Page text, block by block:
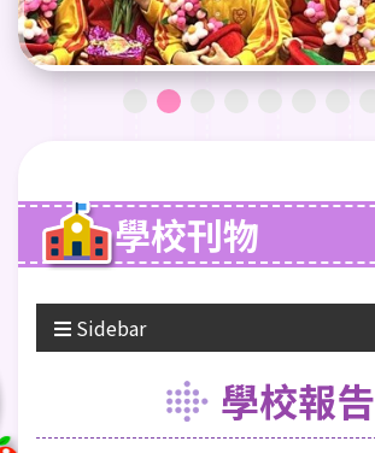
學校刊物
Sidebar
學校報告